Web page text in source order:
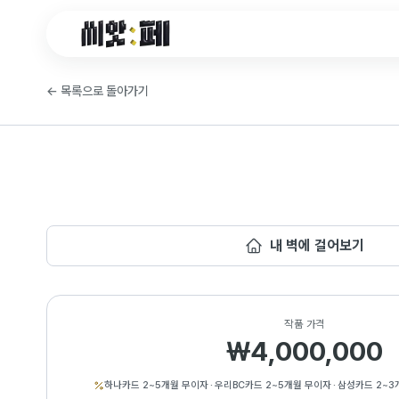
씨앗페 온라인 홈
← 목록으로 돌아가기
내 벽에 걸어보기
작품 가격
₩4,000,000
하나카드 2~5개월 무이자· 우리BC카드 2~5개월 무이자· 삼성카드 2~3